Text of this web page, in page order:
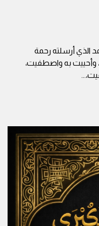
الذي أرسلته رحمة
وأحييت به واصطفيت،
...